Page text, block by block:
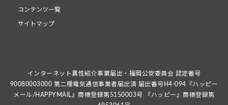
コンテンツ一覧
サイトマップ
インターネット異性紹介事業届出・福岡公安委員会 認定番号
90080003000 第二種電気通信事業者届出済 届出番号H4-094『ハッピー
メール/HAPPYMAIL』商標登録第5150003号 『ハッピー』商標登録第